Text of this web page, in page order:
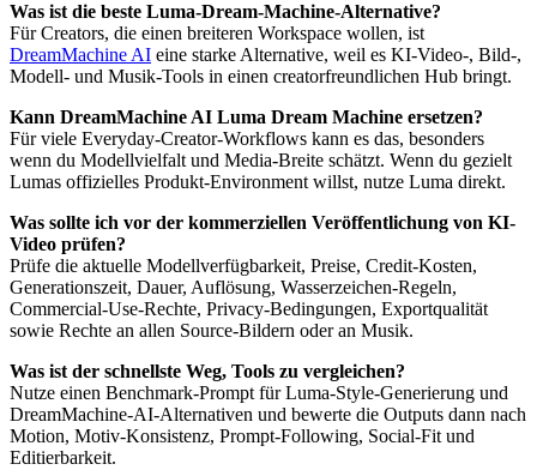
Was ist die beste Luma-Dream-Machine-Alternative?
Für Creators, die einen breiteren Workspace wollen, ist
DreamMachine AI eine starke Alternative, weil es KI-Video-, Bild-,
Modell- und Musik-Tools in einen creatorfreundlichen Hub bringt.
Kann DreamMachine AI Luma Dream Machine ersetzen?
Für viele Everyday-Creator-Workflows kann es das, besonders
wenn du Modellvielfalt und Media-Breite schätzt. Wenn du gezielt
Lumas offizielles Produkt-Environment willst, nutze Luma direkt.
Was sollte ich vor der kommerziellen Veröffentlichung von KI-
Video prüfen?
Prüfe die aktuelle Modellverfügbarkeit, Preise, Credit-Kosten,
Generationszeit, Dauer, Auflösung, Wasserzeichen-Regeln,
Commercial-Use-Rechte, Privacy-Bedingungen, Exportqualität
sowie Rechte an allen Source-Bildern oder an Musik.
Was ist der schnellste Weg, Tools zu vergleichen?
Nutze einen Benchmark-Prompt für Luma-Style-Generierung und
DreamMachine-AI-Alternativen und bewerte die Outputs dann nach
Motion, Motiv-Konsistenz, Prompt-Following, Social-Fit und
Editierbarkeit.